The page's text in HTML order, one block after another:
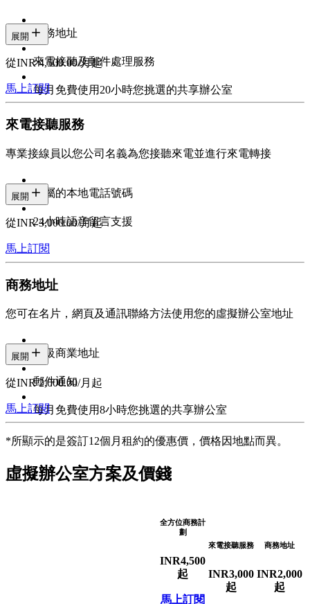
商務地址
來電接聽及郵件處理服務
每月免費使用20小時您挑選的共享辦公室
展開
從INR 4,500.00/月起
馬上訂閱
來電接聽服務
專業接線員以您公司名義為您接聽來電並進行來電轉接
專屬的本地電話號碼
24小時語音留言支援
展開
從INR 3,000.00/月起
馬上訂閱
商務地址
您可在名片，網頁及通訊聯絡方法使用您的虛擬辦公室地址
甲級商業地址
郵件通知
每月免費使用8小時您挑選的共享辦公室
展開
從INR 2,000.00/月起
馬上訂閱
*所顯示的是簽訂12個月租約的優惠價，價格因地點而異。
虛擬辦公室方案及價錢
全方位商務計
劃
INR4,500
起
馬上訂閱
來電接聽服務
INR3,000
起
商務地址
INR2,000
起